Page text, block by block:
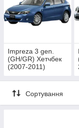
Impreza 3 gen.
(GH/GR) Хетчбек
(2007-2011)
Сортування